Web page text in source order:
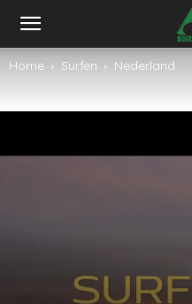
Home Surfen Nederland